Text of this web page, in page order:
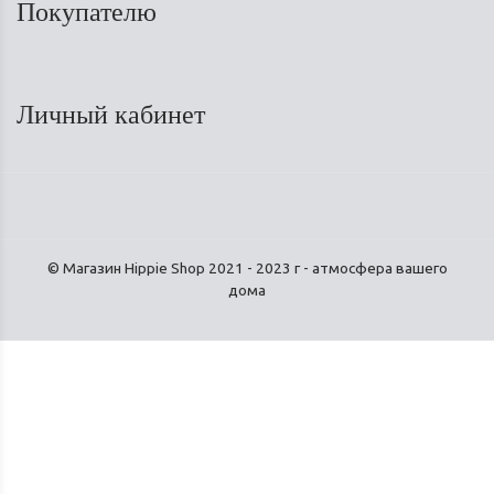
Покупателю
Личный кабинет
© Магазин Hippie Shop 2021 - 2023 г - атмосфера вашего
дома